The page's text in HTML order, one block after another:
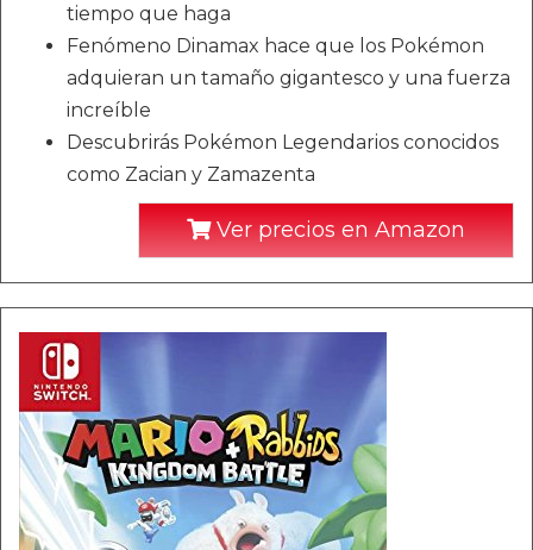
tiempo que haga
Fenómeno Dinamax hace que los Pokémon
adquieran un tamaño gigantesco y una fuerza
increíble
Descubrirás Pokémon Legendarios conocidos
como Zacian y Zamazenta
Ver precios en Amazon